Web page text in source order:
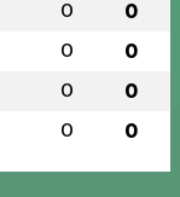
0 0
0 0
0 0
0 0